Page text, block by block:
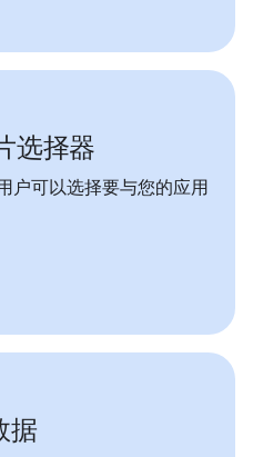
选择器
户可以选择要与您的应用
据